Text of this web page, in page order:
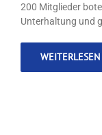
200 Mitglieder
Unterhaltung und
WEITERLESEN